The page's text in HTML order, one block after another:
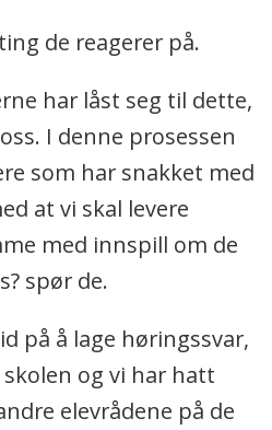
de reagerer på.
har låst seg til dette,
I denne prosessen
som har snakket med
at vi skal levere
med innspill om de
spør de.
på å lage høringssvar,
og vi har hatt
elevrådene på de